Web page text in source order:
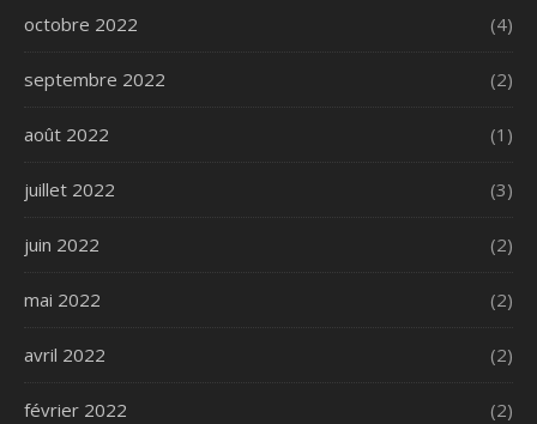
octobre 2022 (4)
septembre 2022 (2)
août 2022 (1)
juillet 2022 (3)
juin 2022 (2)
mai 2022 (2)
avril 2022 (2)
février 2022 (2)